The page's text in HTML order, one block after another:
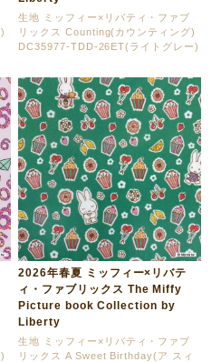
生地 ミッフィー×リバティ・ファブ
リックス Counting(カウンティング)
DC35977-TDD-26ET(ライトグレー)
2026年春夏 ミッフィー×リバテ
ィ・ファブリックス The Miffy
Picture book Collection by
Liberty
生地 ミッフィー×リバティ・ファブ
リックス A Sweet Birthday(ア スィ